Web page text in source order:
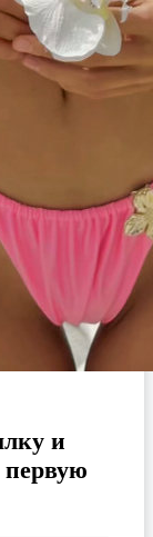
и
первую